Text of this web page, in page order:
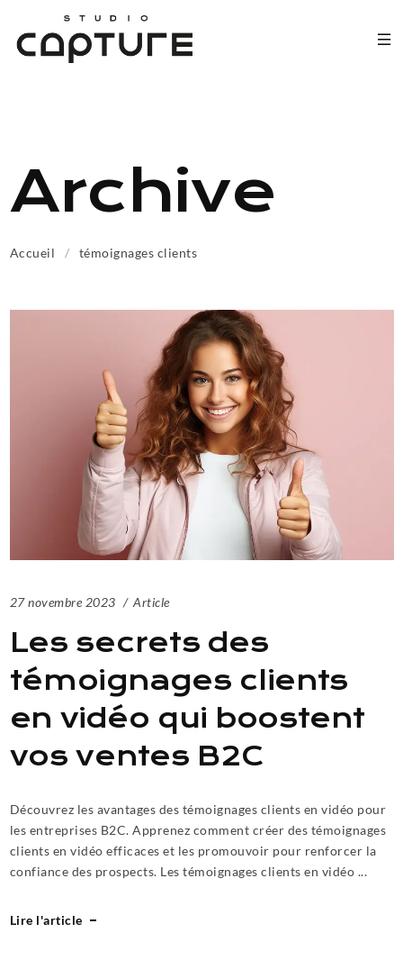
Archive
Accueil / témoignages clients
27 novembre 2023 Article
Les secrets des
témoignages clients
en vidéo qui boostent
vos ventes B2C
Découvrez les avantages des témoignages clients en vidéo pour
les entreprises B2C. Apprenez comment créer des témoignages
clients en vidéo efficaces et les promouvoir pour renforcer la
confiance des prospects. Les témoignages clients en vidéo ...
Lire l'article